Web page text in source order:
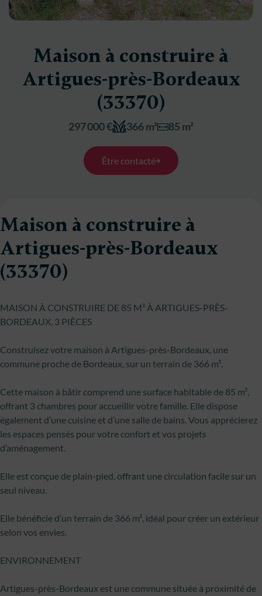
Maison à construire à
Artigues-près-Bordeaux
(33370)
297 000 € 366 m² 85 m²
Être contacté
Maison à construire à
Artigues-près-Bordeaux
(33370)
MAISON À CONSTRUIRE DE 85 M² À ARTIGUES-PRÈS-
BORDEAUX, 3 PIÈCES
Construisez votre maison à Artigues-près-Bordeaux, une
commune proche de Bordeaux, sur un terrain de 366 m².
Cette maison à bâtir comprend une surface habitable de 85 m²,
offrant 3 chambres pour accueillir votre famille. Elle dispose
également d’une cuisine et d’une salle de bains. Vous apprécierez
les espaces pensés pour votre confort et vos projets
d’aménagement.
Elle est conçue de plain-pied, offrant une circulation facile sur un
seul niveau.
Elle bénéficie d’un terrain de 366 m², idéal pour créer un extérieur
selon vos envies.
ENVIRONNEMENT
Artigues-près-Bordeaux est une commune située à proximité de